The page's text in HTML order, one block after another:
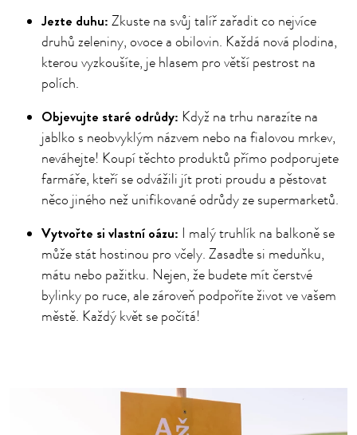
Jezte duhu: Zkuste na svůj talíř zařadit co nejvíce
druhů zeleniny, ovoce a obilovin. Každá nová plodina,
kterou vyzkoušíte, je hlasem pro větší pestrost na
polích.
Objevujte staré odrůdy: Když na trhu narazíte na
jablko s neobvyklým názvem nebo na fialovou mrkev,
neváhejte! Koupí těchto produktů přímo podporujete
farmáře, kteří se odvážili jít proti proudu a pěstovat
něco jiného než unifikované odrůdy ze supermarketů.
Vytvořte si vlastní oázu: I malý truhlík na balkoně se
může stát hostinou pro včely. Zasaďte si meduňku,
mátu nebo pažitku. Nejen, že budete mít čerstvé
bylinky po ruce, ale zároveň podpoříte život ve vašem
městě. Každý květ se počítá!